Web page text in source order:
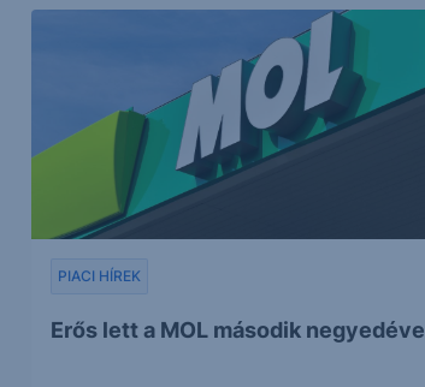
Erős lett a MOL második negyedéve
PIACI HÍREK